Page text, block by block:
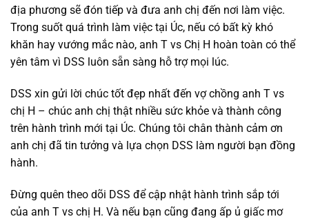
địa phương sẽ đón tiếp và đưa anh chị đến nơi làm việc.
Trong suốt quá trình làm việc tại Úc, nếu có bất kỳ khó
khăn hay vướng mắc nào, anh T vs Chị H hoàn toàn có thể
yên tâm vì DSS luôn sẵn sàng hỗ trợ mọi lúc.
DSS xin gửi lời chúc tốt đẹp nhất đến vợ chồng anh T vs
chị H – chúc anh chị thật nhiều sức khỏe và thành công
trên hành trình mới tại Úc. Chúng tôi chân thành cảm ơn
anh chị đã tin tưởng và lựa chọn DSS làm người bạn đồng
hành.
Đừng quên theo dõi DSS để cập nhật hành trình sắp tới
của anh T vs chị H. Và nếu bạn cũng đang ấp ủ giấc mơ